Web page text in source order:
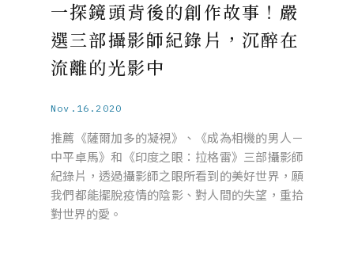
一探鏡頭背後的創作故事！嚴
選三部攝影師紀錄片，沉醉在
流離的光影中
Nov.16.2020
推薦《薩爾加多的凝視》、《成為相機的男人－
中平卓馬》和《印度之眼：拉格雷》三部攝影師
紀錄片，透過攝影師之眼所看到的美好世界，願
我們都能擺脫疫情的陰影、對人間的失望，重拾
對世界的愛。